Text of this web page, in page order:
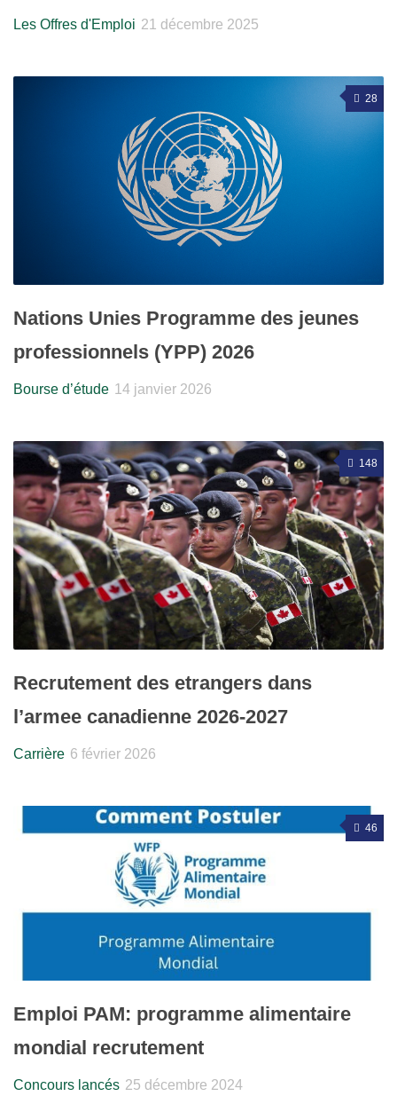
Les Offres d'Emploi 21 décembre 2025
28
Nations Unies Programme des jeunes
professionnels (YPP) 2026
Bourse d’étude 14 janvier 2026
148
Recrutement des etrangers dans
l’armee canadienne 2026-2027
Carrière 6 février 2026
46
Emploi PAM: programme alimentaire
mondial recrutement
Concours lancés 25 décembre 2024